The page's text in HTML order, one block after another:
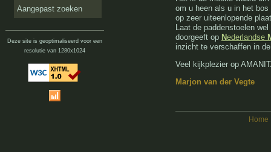
Aangepast zoeken
Deze site is geoptimaliseerd voor een
resolutie van 1280x1024
om u heen als u in het
op zeer uiteenlopende
Laat de paddenstoelen
doorgeeft op Nederlandse
inzicht te verschaffen in
Veel kijkplezier op
Marjon van der Vegte
Home